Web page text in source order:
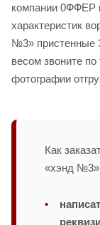
компании 0ФФЕР
характеристик
№3» пристенные
весом звоните
фотографии
Как
«хэнд №3»